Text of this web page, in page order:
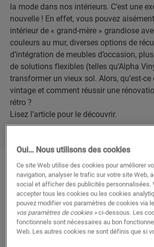
la mode dans nos intérieurs. C’est une
nouvelle ! En effet, vous pouvez
intérieur de « grand-mère » grandiose
couleurs au mur, diverses options de
d’intégration de meubles d’occasion,
de solutions flexibles (telles qu’Alpha
transformer un vieux sol. Alors, qu’est-
vintage et comment réussir une
rétro ?
Lisez l’article pour le découvrir.
Un sol rétro : votre plus
Le sol, véritable fondement de votre
maison rétro, doit impérativement être
bonne nouvelle ? Vous pouvez très
cet horrible carrelage et créer le look
Oui… Nous utilisons des cookies
Ce site Web utilise des cookies pour améliorer
navigation, analyser le trafic sur votre site Web,
social et afficher des publicités personnalisées.
accepter tous les cookies ou les cookies
pouvez modifier vos paramètres de cookies via
vos paramètres de cookies »ci-dessous. Les
fonctionnels sont nécessaires au bon
Web. Les autres cookies ne sont définis que si